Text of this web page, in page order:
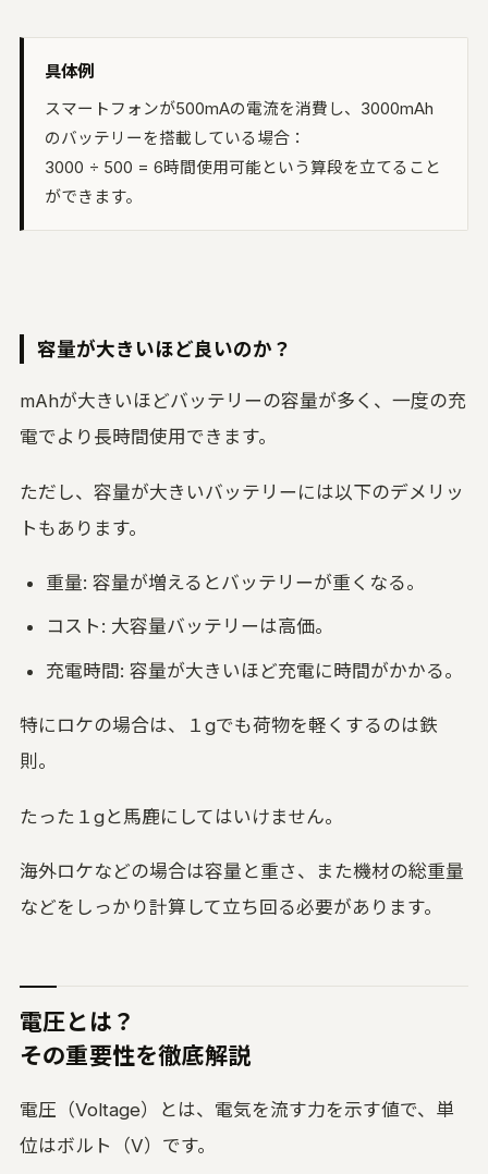
具体例
スマートフォンが500mAの電流を消費し、3000mAh
のバッテリーを搭載している場合：
3000 ÷ 500 = 6時間使用可能という算段を立てること
ができます。
容量が大きいほど良いのか？
mAhが大きいほどバッテリーの容量が多く、一度の充
電でより長時間使用できます。
ただし、容量が大きいバッテリーには以下のデメリッ
トもあります。
重量: 容量が増えるとバッテリーが重くなる。
コスト: 大容量バッテリーは高価。
充電時間: 容量が大きいほど充電に時間がかかる。
特にロケの場合は、１gでも荷物を軽くするのは鉄
則。
たった１gと馬鹿にしてはいけません。
海外ロケなどの場合は容量と重さ、また機材の総重量
などをしっかり計算して立ち回る必要があります。
電圧とは？
その重要性を徹底解説
電圧（Voltage）とは、電気を流す力を示す値で、単
位はボルト（V）です。